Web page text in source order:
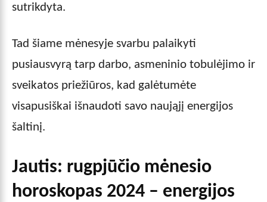
sutrikdyta.
Tad šiame mėnesyje svarbu palaikyti
pusiausvyrą tarp darbo, asmeninio tobulėjimo ir
sveikatos priežiūros, kad galėtumėte
visapusiškai išnaudoti savo naująjį energijos
šaltinį.
Jautis: rugpjūčio mėnesio
horoskopas 2024 – energijos